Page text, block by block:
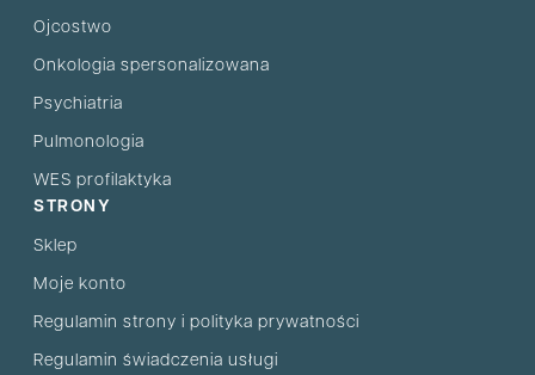
Ojcostwo
Onkologia spersonalizowana
Psychiatria
Pulmonologia
WES profilaktyka
STRONY
Sklep
Moje konto
Regulamin strony i polityka prywatności
Regulamin świadczenia usługi